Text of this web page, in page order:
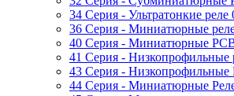
34 Серия - Ультратонкие реле
36 Серия - Миниатюрные
40 Серия - Миниатюрные
41 Серия - Низкопрофильные
43 Серия - Низкопрофильные
44 Серия - Миниатюрные